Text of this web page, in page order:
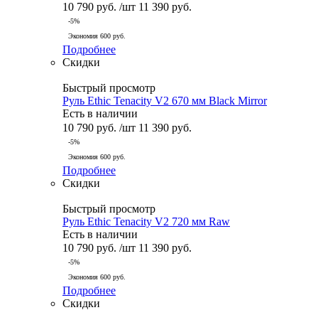
10 790 руб. /шт 11 390 руб.
-5%
Экономия 600 руб.
Подробнее
Скидки
Быстрый просмотр
Руль Ethic Tenacity V2 670 мм Black Mirror
Есть в наличии
10 790 руб. /шт 11 390 руб.
-5%
Экономия 600 руб.
Подробнее
Скидки
Быстрый просмотр
Руль Ethic Tenacity V2 720 мм Raw
Есть в наличии
10 790 руб. /шт 11 390 руб.
-5%
Экономия 600 руб.
Подробнее
Скидки